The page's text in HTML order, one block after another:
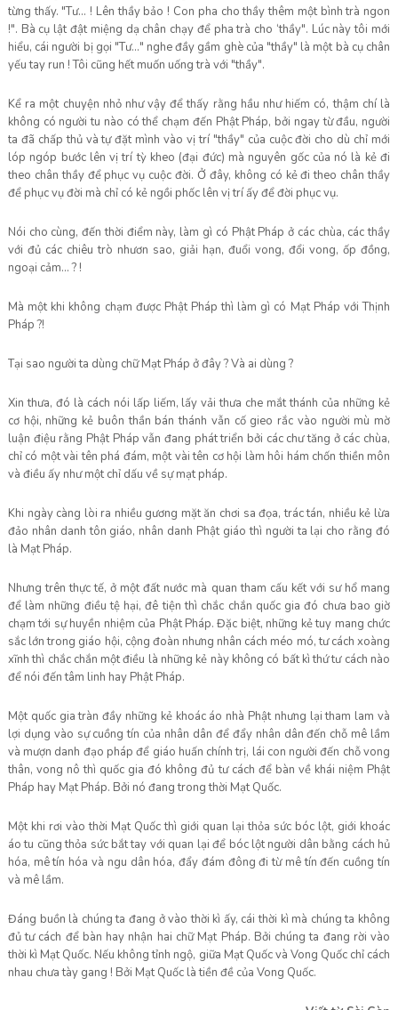
từng thấy. "Tư… ! Lên thầy bảo ! Con pha cho thầy thêm một bình trà ngon
!". Bà cụ lật đật miệng dạ chân chạy để pha trà cho ‘thầy". Lúc này tôi mới
hiểu, cái người bị gọi "Tư…" nghe đầy gầm ghè của "thầy" là một bà cụ chân
yếu tay run ! Tôi cũng hết muốn uống trà với "thầy".
Kể ra một chuyện nhỏ như vậy để thấy rằng hầu như hiếm có, thậm chí là
không có người tu nào có thể chạm đến Phật Pháp, bởi ngay từ đầu, người
ta đã chấp thủ và tự đặt mình vào vị trí "thầy" của cuộc đời cho dù chỉ mới
lóp ngóp bước lên vị trí tỳ kheo (đại đức) mà nguyên gốc của nó là kẻ đi
theo chân thầy để phục vụ cuộc đời. Ở đây, không có kẻ đi theo chân thầy
để phục vụ đời mà chỉ có kẻ ngồi phốc lên vị trí ấy để đời phục vụ.
Nói cho cùng, đến thời điểm này, làm gì có Phật Pháp ở các chùa, các thầy
với đủ các chiêu trò nhươn sao, giải hạn, đuổi vong, đổi vong, ốp đồng,
ngoại cảm… ? !
Mà một khi không chạm được Phật Pháp thì làm gì có Mạt Pháp với Thịnh
Pháp ?!
Tại sao người ta dùng chữ Mạt Pháp ở đây ? Và ai dùng ?
Xin thưa, đó là cách nói lấp liếm, lấy vải thưa che mắt thánh của những kẻ
cơ hội, những kẻ buôn thần bán thánh vẫn cố gieo rắc vào người mù mờ
luận điệu rằng Phật Pháp vẫn đang phát triển bởi các chư tăng ở các chùa,
chỉ có một vài tên phá đám, một vài tên cơ hội làm hôi hám chốn thiền môn
và điều ấy như một chỉ dấu về sự mạt pháp.
Khi ngày càng lòi ra nhiều gương mặt ăn chơi sa đọa, trác tán, nhiều kẻ lừa
đảo nhân danh tôn giáo, nhân danh Phật giáo thì người ta lại cho rằng đó
là Mạt Pháp.
Nhưng trên thực tế, ở một đất nước mà quan tham cấu kết với sư hổ mang
để làm những điều tệ hại, đê tiện thì chắc chắn quốc gia đó chưa bao giờ
chạm tới sự huyền nhiệm của Phật Pháp. Đặc biệt, những kẻ tuy mang chức
sắc lớn trong giáo hội, cộng đoàn nhưng nhân cách méo mó, tư cách xoàng
xĩnh thì chắc chắn một điều là những kẻ này không có bất kì thứ tư cách nào
để nói đến tâm linh hay Phật Pháp.
Một quốc gia tràn đầy những kẻ khoác áo nhà Phật nhưng lại tham lam và
lợi dụng vào sự cuồng tín của nhân dân để đẩy nhân dân đến chỗ mê lầm
và mượn danh đạo pháp để giáo huấn chính trị, lái con người đến chỗ vong
thân, vong nô thì quốc gia đó không đủ tư cách để bàn về khái niệm Phật
Pháp hay Mạt Pháp. Bởi nó đang trong thời Mạt Quốc.
Một khi rơi vào thời Mạt Quốc thì giới quan lại thỏa sức bóc lột, giới khoác
áo tu cũng thỏa sức bắt tay với quan lại để bóc lột người dân bằng cách hủ
hóa, mê tín hóa và ngu dân hóa, đẩy đám đông đi từ mê tín đến cuồng tín
và mê lầm.
Đáng buồn là chúng ta đang ở vào thời kì ấy, cái thời kì mà chúng ta không
đủ tư cách để bàn hay nhận hai chữ Mạt Pháp. Bởi chúng ta đang rời vào
thời kì Mạt Quốc. Nếu không tỉnh ngộ, giữa Mạt Quốc và Vong Quốc chỉ cách
nhau chưa tày gang ! Bởi Mạt Quốc là tiền đề của Vong Quốc.